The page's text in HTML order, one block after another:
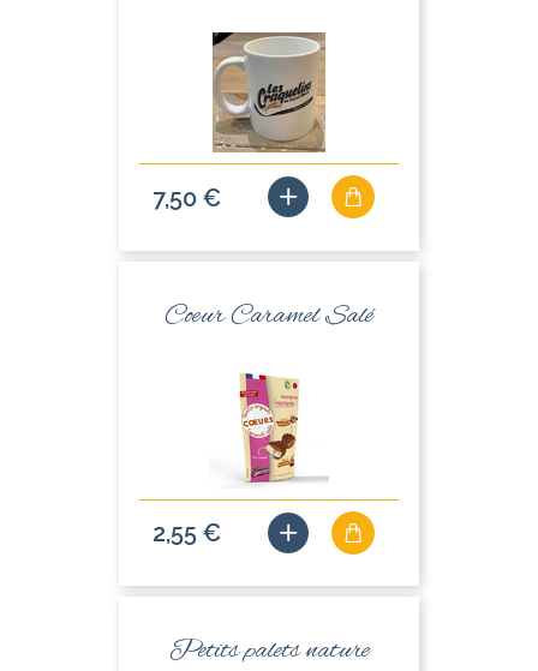
7,50 €
Coeur Caramel Salé
2,55 €
Petits palets nature